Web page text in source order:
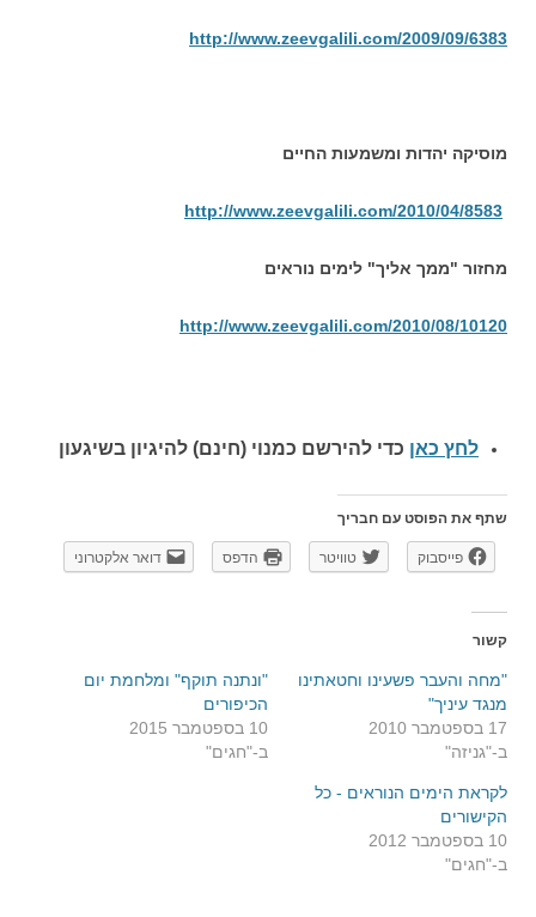
http://www.zeevgalili.com/2009/09/6383
מוסיקה יהדות ומשמעות החיים
http://www.zeevgalili.com/2010/04/8583
מחזור "ממך אליך" לימים נוראים
http://www.zeevgalili.com/2010/08/10120
לחץ כאן כדי להירשם כמנוי (חינם) להיגיון בשיגעון
שתף את הפוסט עם חבריך
פייסבוק טוויטר הדפס דואר אלקטרוני
קשור
"מחה והעבר פשעינו וחטאתינו
מנגד עיניך"
17 בספטמבר 2010
ב-"גניזה"
"ונתנה תוקף" ומלחמת יום
הכיפורים
10 בספטמבר 2015
ב-"חגים"
לקראת הימים הנוראים - כל
הקישורים
10 בספטמבר 2012
ב-"חגים"